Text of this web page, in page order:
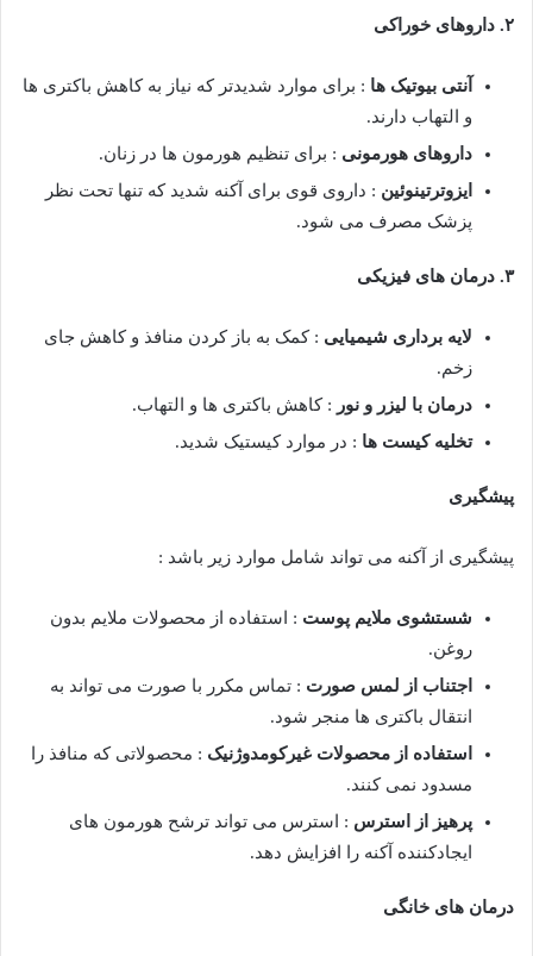
۲. داروهای خوراکی
آنتی بیوتیک ها : برای موارد شدیدتر که نیاز به کاهش باکتری ها
و التهاب دارند.
داروهای هورمونی : برای تنظیم هورمون ها در زنان.
ایزوترتینوئین : داروی قوی برای آکنه شدید که تنها تحت نظر
پزشک مصرف می شود.
۳. درمان های فیزیکی
لایه برداری شیمیایی : کمک به باز کردن منافذ و کاهش جای
زخم.
درمان با لیزر و نور : کاهش باکتری ها و التهاب.
تخلیه کیست ها : در موارد کیستیک شدید.
پیشگیری
پیشگیری از آکنه می تواند شامل موارد زیر باشد :
شستشوی ملایم پوست : استفاده از محصولات ملایم بدون
روغن.
اجتناب از لمس صورت : تماس مکرر با صورت می تواند به
انتقال باکتری ها منجر شود.
استفاده از محصولات غیرکومدوژنیک : محصولاتی که منافذ را
مسدود نمی کنند.
پرهیز از استرس : استرس می تواند ترشح هورمون های
ایجادکننده آکنه را افزایش دهد.
درمان های خانگی